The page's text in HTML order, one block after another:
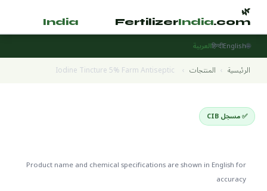
🌿
FertilizerIndia.com
India
🌐
English
हिन्दीالعربية
الرئيسية › المنتجات ›
Iodine Tincture 5% Farm Antiseptic
✅ مسجل CIB
Product name and chemical specifications are shown in English for
accuracy